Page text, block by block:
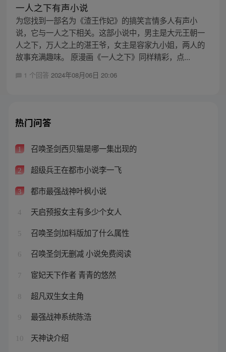
一人之下有声小说
为您找到一部名为《渣王作妃》的搞笑言情多人有声小
说，它与一人之下相关。这部小说中，男主是大元王朝一
人之下，万人之上的湛王爷，女主是容家九小姐，两人的
故事充满趣味。 原漫画《一人之下》同样精彩，点...
1 个回答 2024年08月06日 20:06
热门问答
1 召唤圣剑西贝猫是哪一集出现的
2 超级兵王在都市小说李一飞
3 都市最强战神叶枫小说
4 天启预报女主有多少个女人
5 召唤圣剑加料版加了什么属性
6 召唤圣剑无删减 小说免费阅读
7 宦妃天下作者 青青的悠然
8 超凡双生女主角
9 最强战神系统陈浩
10 天神诀介绍